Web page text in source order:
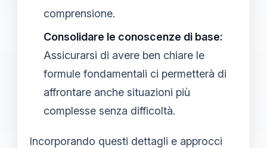
comprensione.
Consolidare le conoscenze di base:
Assicurarsi di avere ben chiare le
formule fondamentali ci permetterà di
affrontare anche situazioni più
complesse senza difficoltà.
Incorporando questi dettagli e approcci